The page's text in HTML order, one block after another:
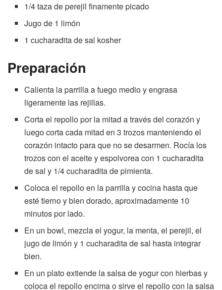
1/4 taza de perejil finamente picado
Jugo de 1 limón
1 cucharadita de sal kosher
Preparación
Calienta la parrilla a fuego medio y engrasa
ligeramente las rejillas.
Corta el repollo por la mitad a través del corazón y
luego corta cada mitad en 3 trozos manteniendo el
corazón intacto para que no se desarmen. Rocía los
trozos con el aceite y espolvorea con 1 cucharadita
de sal y 1/4 cucharadita de pimienta.
Coloca el repollo en la parrilla y cocina hasta que
esté tierno y bien dorado, aproximadamente 10
minutos por lado.
En un bowl, mezcla el yogur, la menta, el perejil, el
jugo de limón y 1 cucharadita de sal hasta integrar
bien.
En un plato extiende la salsa de yogur con hierbas y
coloca el repollo encima o sirve el repollo con la salsa